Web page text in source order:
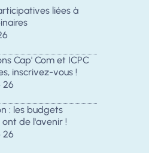
liées à
Cap' Com et ICPC
inscrivez-vous !
26
: les budgets
de l'avenir !
26